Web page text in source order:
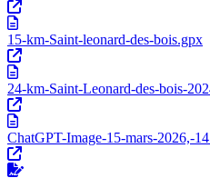
15-km-Saint-leonard-des-bois.gpx
24-km-Saint-Leonard-des-bois-
ChatGPT-Image-15-mars-2026,-